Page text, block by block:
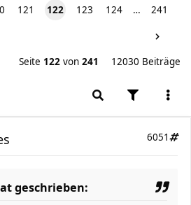
121 122 123 124 … 241
Seite 122 von 241 12030 Beiträge
6051
geschrieben: